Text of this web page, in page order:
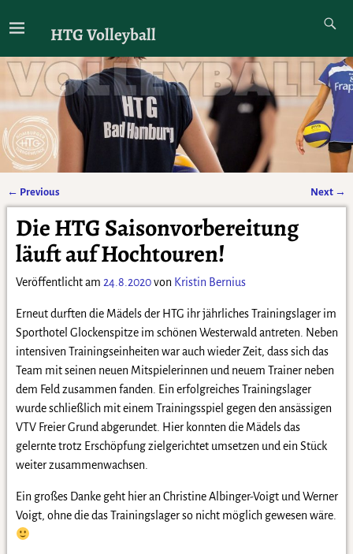
HTG Volleyball
Artikelnavigation
← Previous Next →
Die HTG Saisonvorbereitung
läuft auf Hochtouren!
Veröffentlicht am 24.8.2020 von Kristin Bernius
Erneut durften die Mädels der HTG ihr jährliches Trainingslager im
Sporthotel Glockenspitze im schönen Westerwald antreten. Neben
intensiven Trainingseinheiten war auch wieder Zeit, dass sich das
Team mit seinen neuen Mitspielerinnen und neuem Trainer neben
dem Feld zusammen fanden. Ein erfolgreiches Trainingslager
wurde schließlich mit einem Trainingsspiel gegen den ansässigen
VTV Freier Grund abgerundet. Hier konnten die Mädels das
gelernte trotz Erschöpfung zielgerichtet umsetzen und ein Stück
weiter zusammenwachsen.
Ein großes Danke geht hier an Christine Albinger-Voigt und Werner
Voigt, ohne die das Trainingslager so nicht möglich gewesen wäre.